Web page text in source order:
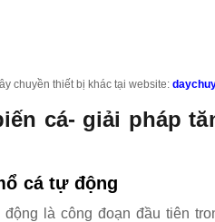
chuyền thiết bị khác tại website:
cá- giải pháp
cá tự động
là công đoạn đầu tiên